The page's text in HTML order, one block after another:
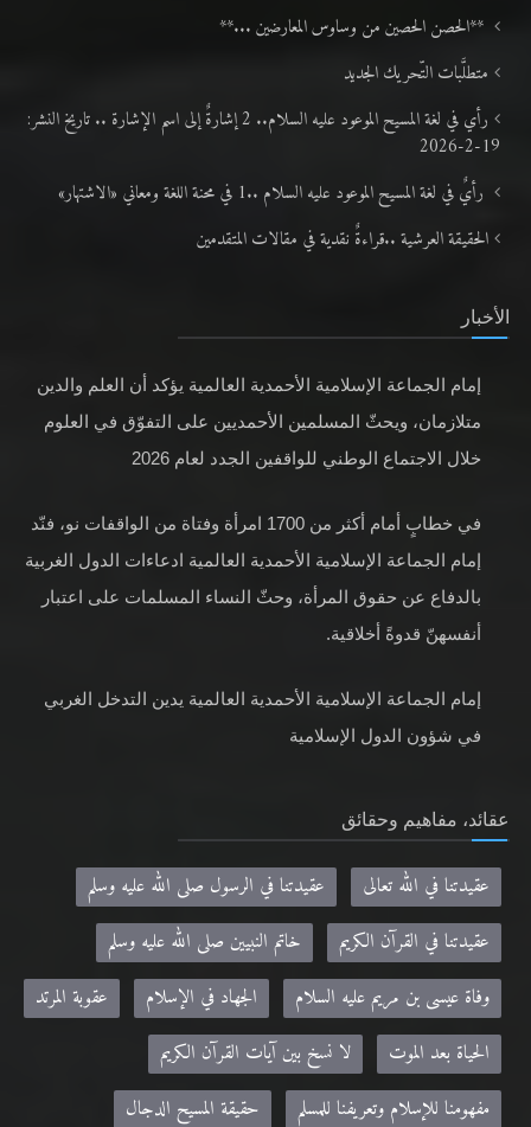
**الحصن الحصين من وساوس المعارضين ...**
متطلَّبات التّحريك الجديد
رأي في لغة المسيح الموعود عليه السلام.. 2 إشارةٌ إلى اسم الإشارة .. تاريخ النشر:
19-2-2026
رأيٌ في لغة المسيح الموعود عليه السلام ..1 في محنة اللغة ومعاني «الاشتهار»
الحقيقة العرشية ..قراءةٌ نقدية في مقالات المتقدمين
الأخبار
إمام الجماعة الإسلامية الأحمدية العالمية يؤكد أن العلم والدين
متلازمان، ويحثّ المسلمين الأحمديين على التفوّق في العلوم
خلال الاجتماع الوطني للواقفين الجدد لعام 2026
في خطابٍ أمام أكثر من 1700 امرأة وفتاة من الواقفات نو، فنّد
إمام الجماعة الإسلامية الأحمدية العالمية ادعاءات الدول الغربية
بالدفاع عن حقوق المرأة، وحثّ النساء المسلمات على اعتبار
أنفسهنّ قدوةً أخلاقية.
إمام الجماعة الإسلامية الأحمدية العالمية يدين التدخل الغربي
في شؤون الدول الإسلامية
عقائد، مفاهيم وحقائق
عقيدتنا في الله تعالى
عقيدتنا في الرسول صلى الله عليه وسلم
عقيدتنا في القرآن الكريم
خاتم النبيين صلى الله عليه وسلم
وفاة عيسى بن مريم عليه السلام
الجهاد في الإسلام
عقوبة المرتد
الحياة بعد الموت
لا نسخ بين آيات القرآن الكريم
مفهومنا للإسلام وتعريفنا للمسلم
حقيقة المسيح الدجال